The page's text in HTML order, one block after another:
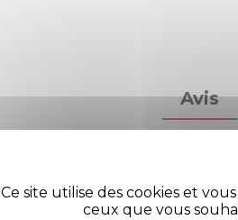
Avis
Ce site utilise des cookies et
ceux que vous